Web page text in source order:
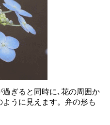
ぎると同時に､花の周囲か
うに見えます。弁の形も